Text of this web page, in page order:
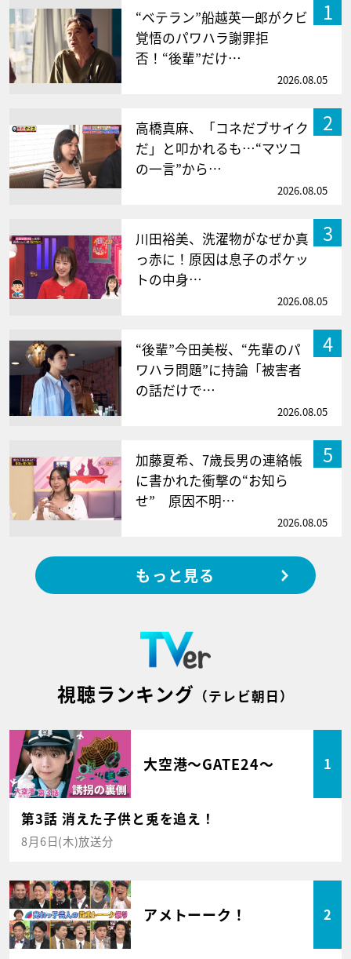
1
“ベテラン”船越英一郎がクビ
覚悟のパワハラ謝罪拒
否！“後輩”だけ…
2026.08.05
2
高橋真麻、「コネだブサイク
だ」と叩かれるも…“マツコ
の一言”から…
2026.08.05
3
川田裕美、洗濯物がなぜか真
っ赤に！原因は息子のポケッ
トの中身…
2026.08.05
4
“後輩”今田美桜、“先輩のパ
ワハラ問題”に持論「被害者
の話だけで…
2026.08.05
5
加藤夏希、7歳長男の連絡帳
に書かれた衝撃の“お知ら
せ” 原因不明…
2026.08.05
もっと見る
視聴ランキング （テレビ朝日）
大空港～GATE24～ 1
第3話 消えた子供と兎を追え！
8月6日(木)放送分
アメトーーク！ 2